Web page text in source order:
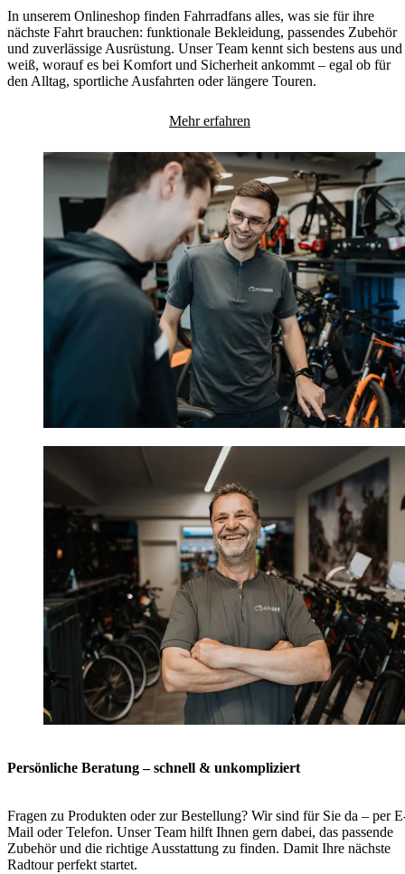
In unserem Onlineshop finden Fahrradfans alles, was sie für ihre
nächste Fahrt brauchen: funktionale Bekleidung, passendes Zubehör
und zuverlässige Ausrüstung. Unser Team kennt sich bestens aus und
weiß, worauf es bei Komfort und Sicherheit ankommt – egal ob für
den Alltag, sportliche Ausfahrten oder längere Touren.
Mehr erfahren
Persönliche Beratung – schnell & unkompliziert
Fragen zu Produkten oder zur Bestellung? Wir sind für Sie da – per
Mail oder Telefon. Unser Team hilft Ihnen gern dabei, das passende
Zubehör und die richtige Ausstattung zu finden. Damit Ihre nächste
Radtour perfekt startet.